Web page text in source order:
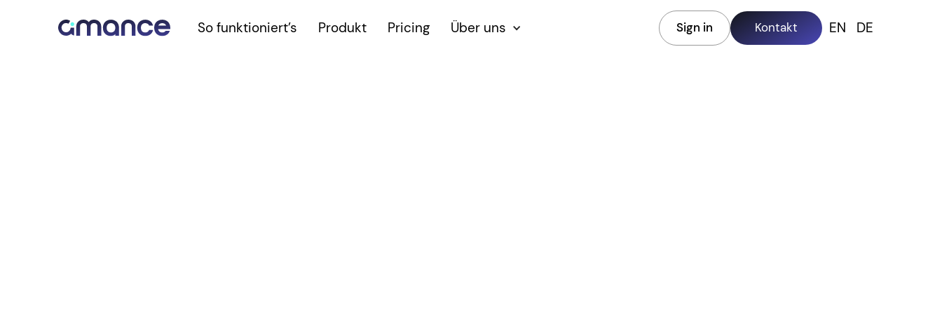
So funktioniert’s Produkt Pricing Über uns Sign in Kontakt EN DE